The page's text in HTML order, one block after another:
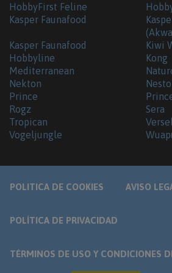
HobbyFirst Feline
Kasper Faunafood
Kasper Faunafood
Hobbyline
Kiwi
Kong
Mediterranean
Nekton
Prince
Rogz
Sera
Tropican
Vogeljungle
POLITICA DE COOKIES AVISO
POLÍTICA DE PRIVACIDAD
TÉRMINOS DE USO Y CONDICIONES